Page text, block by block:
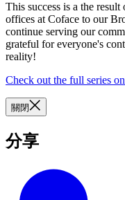
This success is a the
offices at Coface to our
continue serving our
grateful for everyone's
reality!
Check out the full series
關閉
分享